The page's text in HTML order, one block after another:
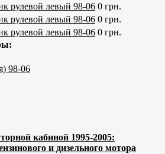
рулевой левый 98-06 0 грн.
рулевой левый 98-06 0 грн.
рулевой левый 98-06 0 грн.
98-06
кабиной 1995-2005:
и дизельного мотора